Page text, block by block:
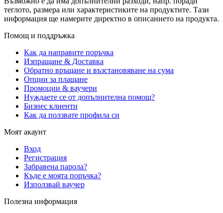
теглото, размера или характеристиките на продуктите. Тази
информация ще намерите директно в описанието на продукта.
Помощ и поддръжка
Как да направите поръчка
Изпращане & Доставка
Обратно връщане и възстановяване на сума
Опции за плащане
Промоции & ваучери
Нуждаете се от допълнителна помощ?
Бизнес клиенти
Как да ползвате профила си
Моят акаунт
Вход
Регистрация
Забравена парола?
Къде е моята поръчка?
Използвай ваучер
Полезна информация